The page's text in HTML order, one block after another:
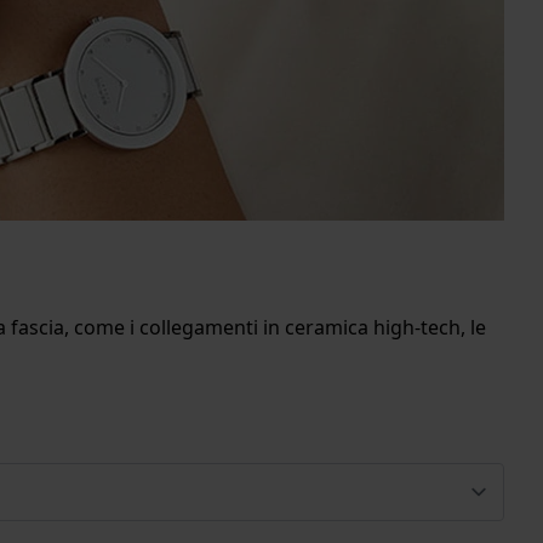
come i collegamenti in ceramica high-tech, le